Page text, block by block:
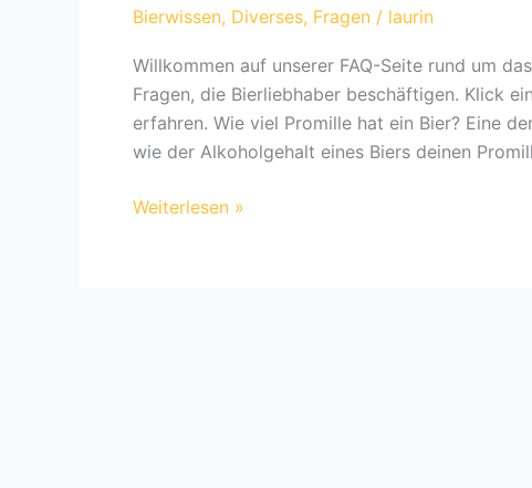
Bierwissen, Diverses, Fragen / laurin
Willkommen auf unserer FAQ-Seite rund um
Fragen, die Bierliebhaber beschäftigen. Klick
erfahren. Wie viel Promille hat ein Bier? Eine
wie der Alkoholgehalt eines Biers deinen
Häufige
Weiterlesen »